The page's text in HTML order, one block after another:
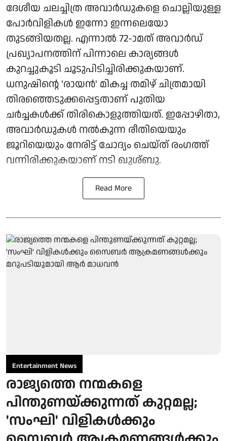
ദേശീയ ചലച്ചിത്ര അവാർഡുകളെ ചൊല്ലിയുള്ള
പോർവിളികൾ ഇന്നോ ഇന്നലെയോ
തുടങ്ങിയതല്ല. എന്നാൽ 72-ാമത് അവാർഡ്
പ്രഖ്യാപനത്തിന് പിന്നാലെ കാര്യങ്ങൾ
കുറച്ചുകൂടി ചൂടുപിടിച്ചിരിക്കുകയാണ്.
ധനുഷിന്റെ 'രായൻ' മികച്ച തമിഴ് ചിത്രമായി
തിരഞ്ഞെടുക്കപ്പെട്ടതാണ് പുതിയ
ചർച്ചകൾക്ക് തിരികൊളുത്തിയത്. ഇപ്പോഴിതാ,
അവാർഡുകൾ നൽകുന്ന രീതിയെയും
ജൂറിയെയും നേരിട്ട് ചോദ്യം ചെയ്ത് രംഗത്ത്
വന്നിരിക്കുകയാണ് നടി ഖുശ്ബു.
Read More
Entertainment News
രാജ്യത്തെ നന്മകളെ
പിന്തുണയ്ക്കുന്നത് കുറ്റമല്ല;
'സംഘി' വിളികൾക്കും